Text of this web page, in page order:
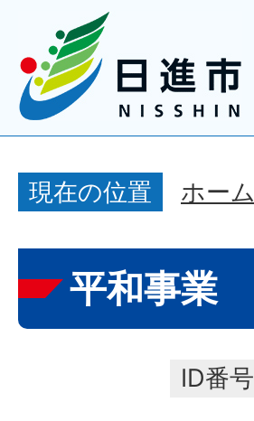
現在の位置 ホーム
平和事業
ID番号